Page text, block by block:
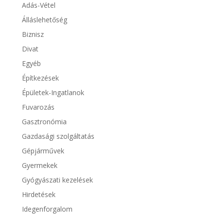
Adás-Vétel
Álláslehetőség
Biznisz
Divat
Egyéb
Építkezések
Épületek-Ingatlanok
Fuvarozás
Gasztronómia
Gazdasági szolgáltatás
Gépjárművek
Gyermekek
Gyógyászati kezelések
Hirdetések
Idegenforgalom